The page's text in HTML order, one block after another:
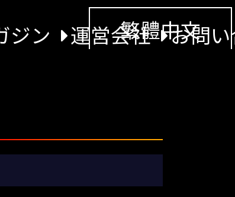
ジン 運営会社 お問
繁體中文